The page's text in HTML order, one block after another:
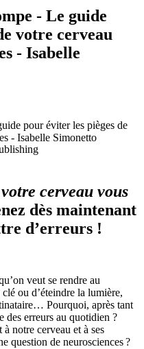
- Le guide
votre cerveau
- Isabelle
pour éviter les pièges de
- Isabelle Simonetto
votre cerveau vous
dès maintenant
d’erreurs !
veut se rendre au
ou d’éteindre la lumière,
Pourquoi, après tant
des erreurs au quotidien ?
notre cerveau et à ses
question de neurosciences ?